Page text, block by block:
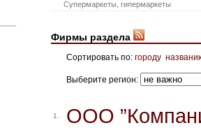
Супермаркеты, гипермаркеты
Фирмы раздела
Сортировать по: городу
Выберите регион:
1. ООО